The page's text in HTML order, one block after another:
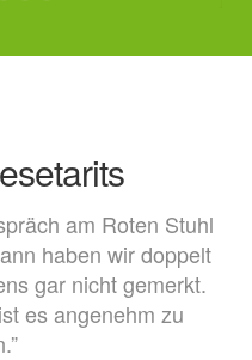
am Roten Stuhl
haben wir doppelt
gar nicht gemerkt.
es angenehm zu